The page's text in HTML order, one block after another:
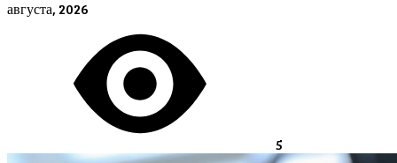
августа, 2026
5